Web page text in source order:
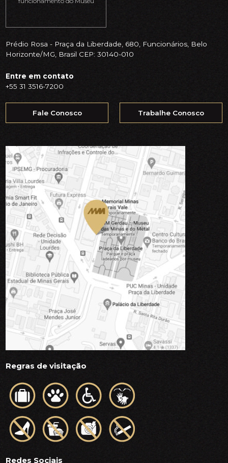
Prédio Rosa - Praça da Liberdade, 680, Funcionários, Belo
Horizonte/MG, Brasil CEP: 30140-010
Entre em contato
+55 31 3516-7200
Fale Conosco Trabalhe Conosco
Regras de visitação
Redes Sociais